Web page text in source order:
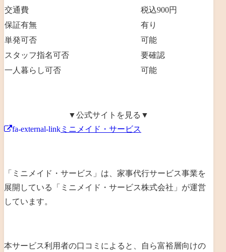
交通費
税込900円
保証有無
有り
単発可否
可能
スタッフ指名可否
要確認
一人暮らし可否
可能
▼公式サイトを見る▼
fa-external-link ミニメイド・サービス
「ミニメイド・サービス」は、家事代行サービス事業を
展開している「ミニメイド・サービス株式会社」が運営
しています。
本サービス利用者の口コミによると、自ら富裕層向けの